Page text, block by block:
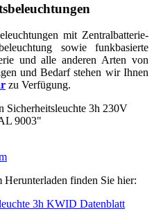
mit Zentralbatterie-
sowie funkbasierte
und alle anderen Arten von
und Bedarf stehen wir Ihnen
zu Verfügung.
Sicherheitsleuchte 3h 230V
9003"
finden Sie hier:
3h KWID Datenblatt